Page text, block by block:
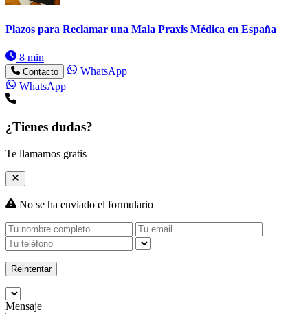
Plazos para Reclamar una Mala Praxis Médica en España
8 min
Contacto
WhatsApp
WhatsApp
¿Tienes dudas?
Te llamamos gratis
No se ha enviado el formulario
Reintentar
Mensaje